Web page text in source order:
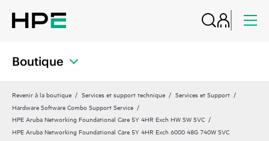
Boutique
Revenir à la boutique Services et support technique
Services et Support
Hardware Software Combo Support Service
HPE Aruba Networking Foundational Care 5Y 4HR Exch HW SW SVC
HPE Aruba Networking Foundational Care 5Y 4HR Exch 6000 48G 740W SVC